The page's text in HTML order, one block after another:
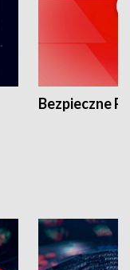
Bezpieczne